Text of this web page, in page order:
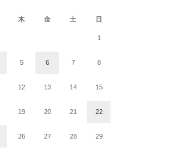
木 金 土 日
1
5 6 7 8
12 13 14 15
19 20 21 22
26 27 28 29